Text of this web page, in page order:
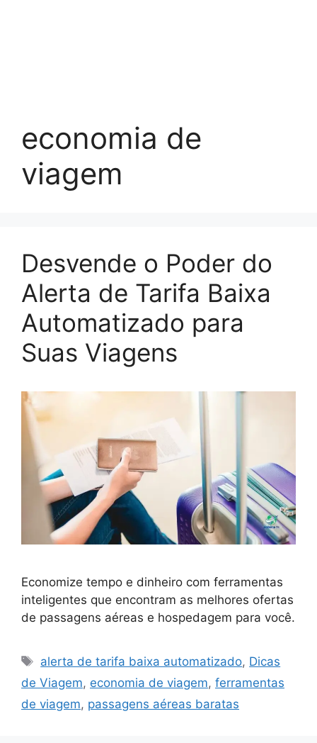
economia de
viagem
Desvende o Poder do
Alerta de Tarifa Baixa
Automatizado para
Suas Viagens
Economize tempo e dinheiro com ferramentas
inteligentes que encontram as melhores ofertas
de passagens aéreas e hospedagem para você.
Tags
alerta de tarifa baixa automatizado, Dicas
de Viagem, economia de viagem, ferramentas
de viagem, passagens aéreas baratas